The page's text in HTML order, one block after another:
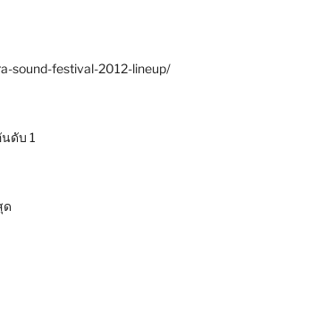
sound-festival-2012-lineup/
ดับ 1
ด